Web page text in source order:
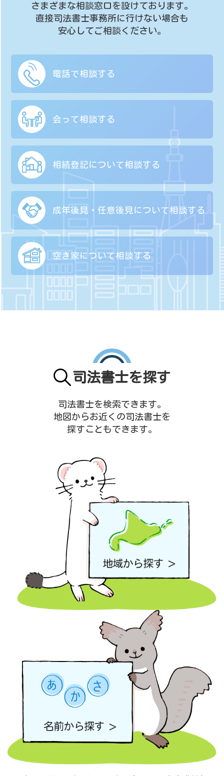
さまざまな相談窓口を設けております。
直接司法書士事務所に行けない場合も
安心してご相談ください。
電話で相談する
会って相談する
相続登記について相談する
成年後見・任意後見について相談する
空き家について相談する
司法書士を探す
司法書士を検索できます。
地図からお近くの司法書士を
探すこともできます。